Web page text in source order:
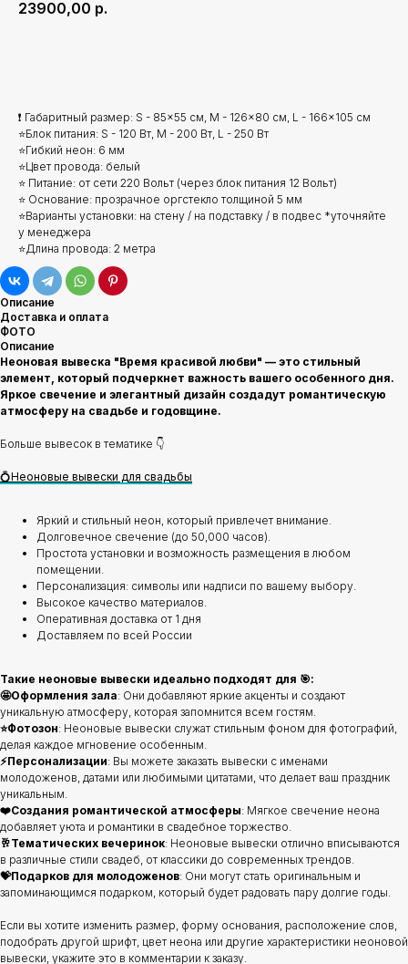
23900,00 р.
❗ Габаритный размер: S - 85x55 см, M - 126x80 см, L - 166x105 см
⭐Блок питания: S - 120 Вт, M - 200 Вт, L - 250 Вт
⭐Гибкий неон: 6 мм
⭐Цвет провода: белый
⭐ Питание: от сети 220 Вольт (через блок питания 12 Вольт)
⭐ Основание: прозрачное оргстекло толщиной 5 мм
⭐Варианты установки: на стену / на подставку / в подвес *уточняйте
у менеджера
⭐Длина провода: 2 метра
Описание
Доставка и оплата
ФОТО
Описание
Неоновая вывеска "Время красивой любви" — это стильный
элемент, который подчеркнет важность вашего особенного дня.
Яркое свечение и элегантный дизайн создадут романтическую
атмосферу на свадьбе и годовщине.
Больше вывесок в тематике 👇
💍Неоновые вывески для свадьбы
Яркий и стильный неон, который привлечет внимание.
Долговечное свечение (до 50,000 часов).
Простота установки и возможность размещения в любом
помещении.
Персонализация: символы или надписи по вашему выбору.
Высокое качество материалов.
Оперативная доставка от 1 дня
Доставляем по всей России
Такие неоновые вывески идеально подходят для 🎯:
🤩Оформления зала: Они добавляют яркие акценты и создают
уникальную атмосферу, которая запомнится всем гостям.
⭐️Фотозон: Неоновые вывески служат стильным фоном для фотографий,
делая каждое мгновение особенным.
⚡️Персонализации: Вы можете заказать вывески с именами
молодоженов, датами или любимыми цитатами, что делает ваш праздник
уникальным.
❤️Создания романтической атмосферы: Мягкое свечение неона
добавляет уюта и романтики в свадебное торжество.
🥂Тематических вечеринок: Неоновые вывески отлично вписываются
в различные стили свадеб, от классики до современных трендов.
💝Подарков для молодоженов: Они могут стать оригинальным и
запоминающимся подарком, который будет радовать пару долгие годы.
Если вы хотите изменить размер, форму основания, расположение слов,
подобрать другой шрифт, цвет неона или другие характеристики неоновой
вывески, укажите это в комментарии к заказу.